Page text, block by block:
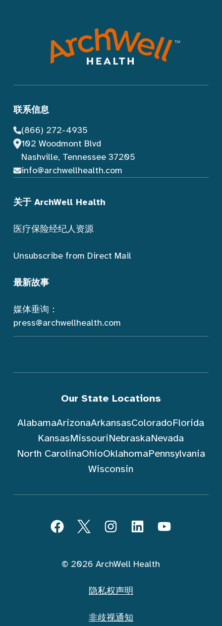
联系信息
(866) 272-4935
102 Woodmont Blvd
Nashville, Tennessee 37205
info@archwellhealth.com
关于 ArchWell Health
医疗保险经纪人资源
Unsubscribe from Direct Mail
最新故事
媒体垂询：
press@archwellhealth.com
Our State Locations
AlabamaArizonaArkansasColoradoFlorida
KansasMissouriNebraskaNevada
North CarolinaOhioOklahomaPennsylvania
Wisconsin
FacebookTwitterInstagramLinkedInYouTube
© 2026 ArchWell Health
隐私权声明
非歧视通知